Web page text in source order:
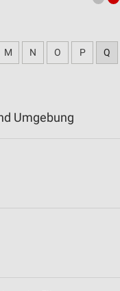
M N O P Q
Umgebung